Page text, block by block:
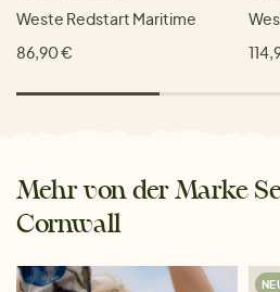
Weste Redstart Maritime
86,90 €
Mehr von der Marke
Cornwall